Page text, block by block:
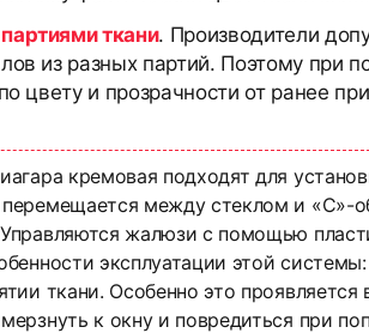
ткани. Производители
из разных партий. Поэтому
цвету и прозрачности от ранее
кремовая подходят для
между стеклом и «С»-
жалюзи с помощью
эксплуатации этой
ткани. Особенно это
к окну и повредиться при